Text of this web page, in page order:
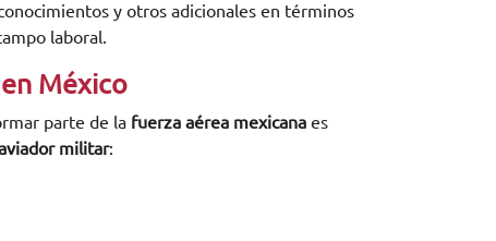
y otros adicionales en términos
laboral.
México
parte de la fuerza aérea mexicanaes
militar: